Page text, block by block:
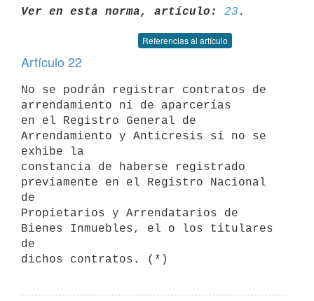
Ver en esta norma, artículo:
23
Referencias al artículo
Artículo 22
No se podrán registrar contratos de
arrendamiento ni de aparcerías
en el Registro General de
Arrendamiento y Anticresis si no se
exhibe la
constancia de haberse registrado
previamente en el Registro Nacional
de
Propietarios y Arrendatarios de
Bienes Inmuebles, el o los titulares
de